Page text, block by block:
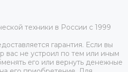
техники в России с 1999
гарантия. Если вы
вас не устроил по тем или иным
его или вернуть денежные